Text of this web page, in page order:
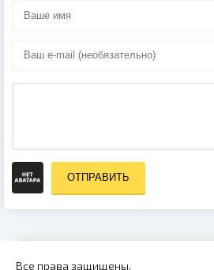
ОТПРАВИТЬ
Все права защищены.